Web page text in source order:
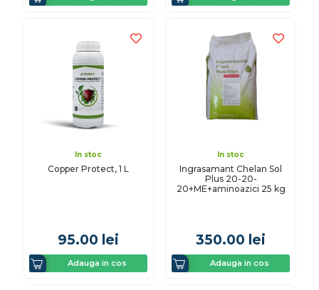
In stoc
Copper Protect, 1 L
95.00 lei
Adauga in cos
In stoc
Ingrasamant Chelan Sol
Plus 20-20-
20+ME+aminoazici 25 kg
350.00 lei
Adauga in cos